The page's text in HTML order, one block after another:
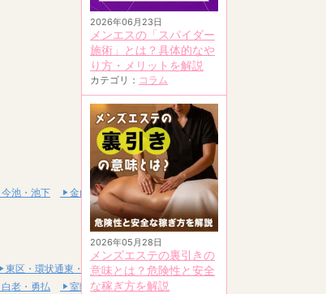
2026年06月23日
メンエスの「スパイダー
施術」とは？具体的なや
り方・メリットを解説
カテゴリ： コラム
2026年05月28日
メンズエステの裏引きの
意味とは？危険性と安全
な稼ぎ方を解説
池・池下
金山・熱田
東区・環状通東・新道東
老・勇払 室蘭・登別・伊達